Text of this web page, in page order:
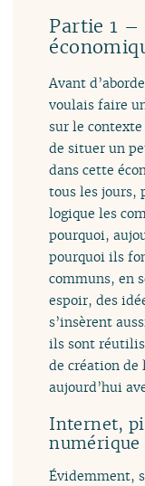
Partie 1 –
Avant
voulais faire
sur le
de situer un
dans cette
tous les jours,
logique les
pourquoi,
pourquoi ils
communs, en
espoir, des
s’insèrent
ils sont
de création de
aujourd’hui
Internet,
numérique
Évidemment,